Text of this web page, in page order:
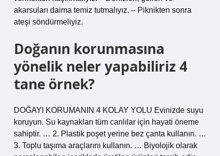
akarsuları daima temiz tutmalıyız. – Piknikten sonra
ateşi söndürmeliyiz.
Doğanın korunmasına
yönelik neler yapabiliriz 4
tane örnek?
DOĞAYI KORUMANIN 4 KOLAY YOLU Evinizde suyu
koruyun. Su kaynakları tüm canlılar için hayati öneme
sahiptir. … 2. Plastik poşet yerine bez çanta kullanın. …
3. Toplu taşıma araçlarını kullanın. … Biyolojik olarak